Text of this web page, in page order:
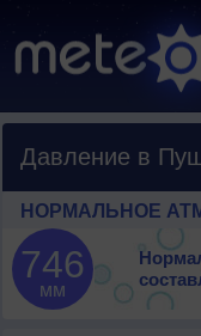
Давление в
НОРМАЛЬНОЕ
746
мм